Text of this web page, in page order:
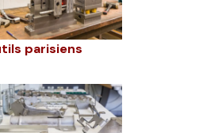
parisiens